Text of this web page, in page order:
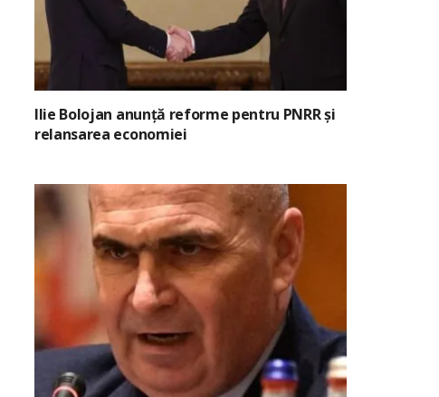
Ilie Bolojan anunță reforme pentru PNRR și
relansarea economiei